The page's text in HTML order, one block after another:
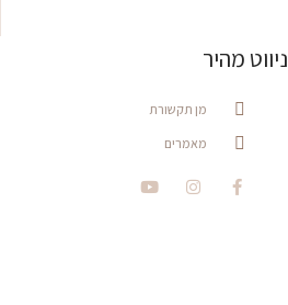
ניווט מהיר
מן תקשורת
מאמרים